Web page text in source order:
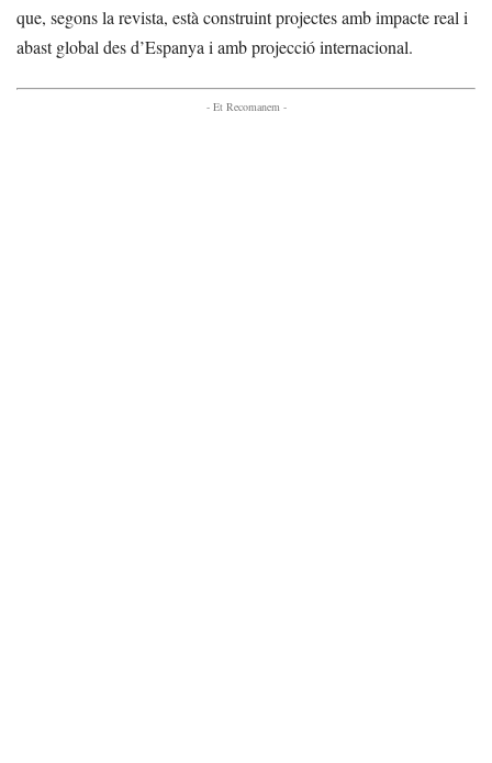
que, segons la revista, està construint projectes amb impacte real i
abast global des d’Espanya i amb projecció internacional.
- Et Recomanem -